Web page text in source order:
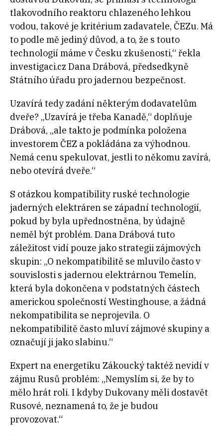
tlakovodního reaktoru chlazeného lehkou
vodou, takové je kritérium zadavatele, ČEZu. Má
to podle mě jediný důvod, a to, že s touto
technologií máme v Česku zkušenosti,“ řekla
investigaci.cz Dana Drábová, předsedkyně
Státního úřadu pro jadernou bezpečnost.
Uzavírá tedy zadání některým dodavatelům
dveře? „Uzavírá je třeba Kanadě,“ doplňuje
Drábová, „ale takto je podmínka položena
investorem ČEZ a pokládána za výhodnou.
Nemá cenu spekulovat, jestli to někomu zavírá,
nebo otevírá dveře.“
S otázkou kompatibility ruské technologie
jaderných elektráren se západní technologií,
pokud by byla upřednostněna, by údajně
neměl být problém. Dana Drábová tuto
záležitost vidí pouze jako strategii zájmových
skupin: „O nekompatibilitě se mluvilo často v
souvislosti s jadernou elektrárnou Temelín,
která byla dokončena v podstatných částech
americkou společností Westinghouse, a žádná
nekompatibilita se neprojevila. O
nekompatibilitě často mluví zájmové skupiny a
označují ji jako slabinu.“
Expert na energetiku Zákoucký taktéž nevidí v
zájmu Rusů problém: „Nemyslím si, že by to
mělo hrát roli. I kdyby Dukovany měli dostavět
Rusové, neznamená to, že je budou
provozovat.“